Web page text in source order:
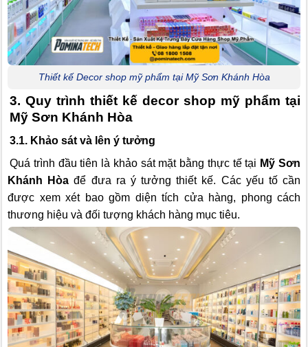
Thiết kế Decor shop mỹ phẩm tại Mỹ Sơn Khánh Hòa
3. Quy trình thiết kế decor shop mỹ phẩm tại
Mỹ Sơn Khánh Hòa
3.1. Khảo sát và lên ý tưởng
Quá trình đầu tiên là khảo sát mặt bằng thực tế tại Mỹ Sơn
Khánh Hòa để đưa ra ý tưởng thiết kế. Các yếu tố cần
được xem xét bao gồm diện tích cửa hàng, phong cách
thương hiệu và đối tượng khách hàng mục tiêu.